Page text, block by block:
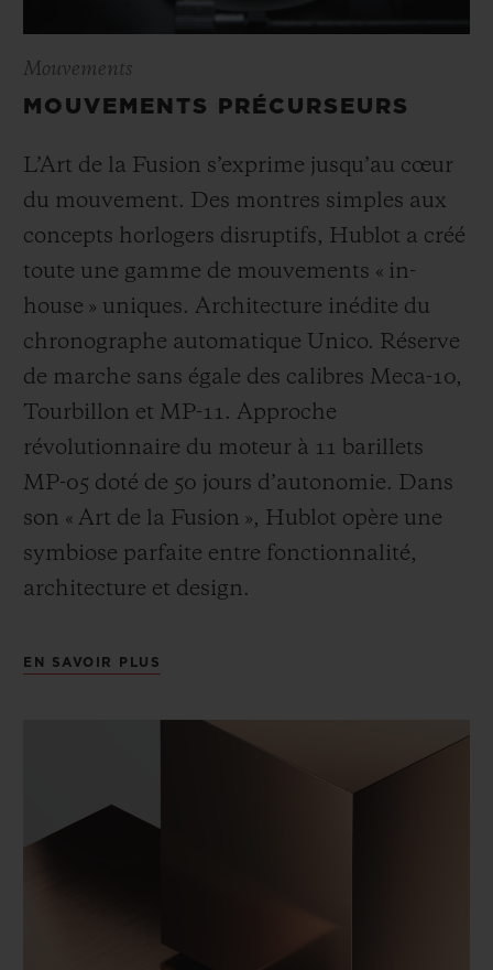
Mouvements
MOUVEMENTS PRÉCURSEURS
L’Art de la Fusion s’exprime jusqu’au cœur
du mouvement. Des montres simples aux
concepts horlogers disruptifs, Hublot a créé
toute une gamme de mouvements « in-
house » uniques. Architecture inédite du
chronographe automatique Unico. Réserve
de marche sans égale des calibres Meca-10,
Tourbillon et MP-11. Approche
révolutionnaire du moteur à 11 barillets
MP-05 doté de 50 jours d’autonomie. Dans
son « Art de la Fusion », Hublot opère une
symbiose parfaite entre fonctionnalité,
architecture et design.
EN SAVOIR PLUS